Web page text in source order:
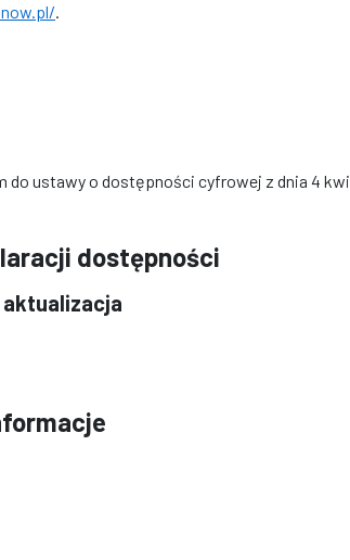
.
do ustawy o dostępności cyfrowej z dnia 4
dostępności